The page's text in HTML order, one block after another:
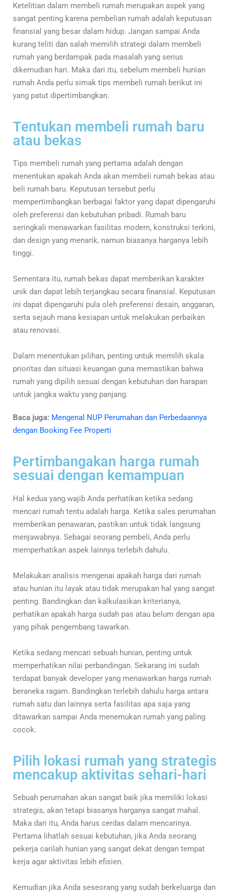
Ketelitian dalam membeli rumah merupakan aspek yang
sangat penting karena pembelian rumah adalah keputusan
finansial yang besar dalam hidup. Jangan sampai Anda
kurang teliti dan salah memilih strategi dalam membeli
rumah yang berdampak pada masalah yang serius
dikemudian hari. Maka dari itu, sebelum membeli hunian
rumah Anda perlu simak tips membeli rumah berikut ini
yang patut dipertimbangkan.
Tentukan membeli rumah baru
atau bekas
Tips membeli rumah yang pertama adalah dengan
menentukan apakah Anda akan membeli rumah bekas atau
beli rumah baru. Keputusan tersebut perlu
mempertimbangkan berbagai faktor yang dapat dipengaruhi
oleh preferensi dan kebutuhan pribadi. Rumah baru
seringkali menawarkan fasilitas modern, konstruksi terkini,
dan design yang menarik, namun biasanya harganya lebih
tinggi.
Sementara itu, rumah bekas dapat memberikan karakter
unik dan dapat lebih terjangkau secara finansial. Keputusan
ini dapat dipengaruhi pula oleh preferensi desain, anggaran,
serta sejauh mana kesiapan untuk melakukan perbaikan
atau renovasi.
Dalam menentukan pilihan, penting untuk memilih skala
prioritas dan situasi keuangan guna memastikan bahwa
rumah yang dipilih sesuai dengan kebutuhan dan harapan
untuk jangka waktu yang panjang.
Baca juga: Mengenal NUP Perumahan dan Perbedaannya
dengan Booking Fee Properti
Pertimbangakan harga rumah
sesuai dengan kemampuan
Hal kedua yang wajib Anda perhatikan ketika sedang
mencari rumah tentu adalah harga. Ketika sales perumahan
memberikan penawaran, pastikan untuk tidak langsung
menjawabnya. Sebagai seorang pembeli, Anda perlu
memperhatikan aspek lainnya terlebih dahulu.
Melakukan analisis mengenai apakah harga dari rumah
atau hunian itu layak atau tidak merupakan hal yang sangat
penting. Bandingkan dan kalkulasikan kriterianya,
perhatikan apakah harga sudah pas atau belum dengan apa
yang pihak pengembang tawarkan.
Ketika sedang mencari sebuah hunian, penting untuk
memperhatikan nilai perbandingan. Sekarang ini sudah
terdapat banyak developer yang menawarkan harga rumah
beraneka ragam. Bandingkan terlebih dahulu harga antara
rumah satu dan lainnya serta fasilitas apa saja yang
ditawarkan sampai Anda menemukan rumah yang paling
cocok.
Pilih lokasi rumah yang strategis
mencakup aktivitas sehari-hari
Sebuah perumahan akan sangat baik jika memiliki lokasi
strategis, akan tetapi biasanya harganya sangat mahal.
Maka dari itu, Anda harus cerdas dalam mencarinya.
Pertama lihatlah sesuai kebutuhan, jika Anda seorang
pekerja carilah hunian yang sangat dekat dengan tempat
kerja agar aktivitas lebih efisien.
Kemudian jika Anda seseorang yang sudah berkeluarga dan